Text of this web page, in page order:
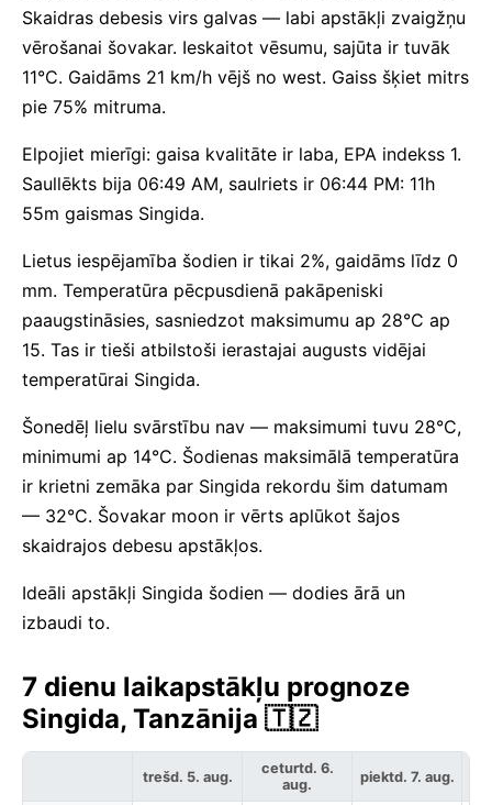
Skaidras debesis virs galvas — labi apstākļi zvaigžņu
vērošanai šovakar. Ieskaitot vēsumu, sajūta ir tuvāk
11°C. Gaidāms 21 km/h vējš no west. Gaiss šķiet mitrs
pie 75% mitruma.
Elpojiet mierīgi: gaisa kvalitāte ir laba, EPA indekss 1.
Saullēkts bija 06:49 AM, saulriets ir 06:44 PM: 11h
55m gaismas Singida.
Lietus iespējamība šodien ir tikai 2%, gaidāms līdz 0
mm. Temperatūra pēcpusdienā pakāpeniski
paaugstināsies, sasniedzot maksimumu ap 28°C ap
15. Tas ir tieši atbilstoši ierastajai augusts vidējai
temperatūrai Singida.
Šonedēļ lielu svārstību nav — maksimumi tuvu 28°C,
minimumi ap 14°C. Šodienas maksimālā temperatūra
ir krietni zemāka par Singida rekordu šim datumam
— 32°C. Šovakar moon ir vērts aplūkot šajos
skaidrajos debesu apstākļos.
Ideāli apstākļi Singida šodien — dodies ārā un
izbaudi to.
7 dienu laikapstākļu prognoze
Singida, Tanzānija 🇹🇿
trešd. 5. aug.
ceturtd. 6.
aug.
piektd. 7. aug.